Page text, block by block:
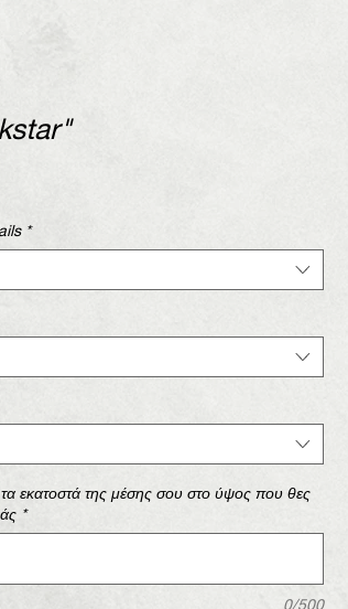
*
εκατοστά της μέσης σου στο ύψος που θες
*
0/500